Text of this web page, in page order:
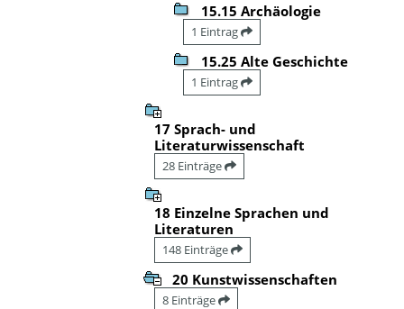
15.15 Archäologie
1 Eintrag
15.25 Alte Geschichte
1 Eintrag
17 Sprach- und
Literaturwissenschaft
28 Einträge
18 Einzelne Sprachen und
Literaturen
148 Einträge
20 Kunstwissenschaften
8 Einträge